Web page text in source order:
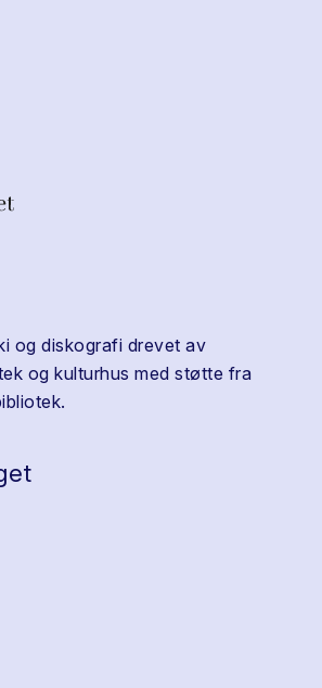
og diskografi drevet av
og kulturhus med støtte fra